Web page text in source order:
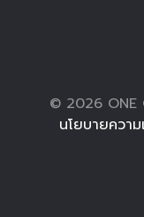
© 2026 ONE
นโยบายควา